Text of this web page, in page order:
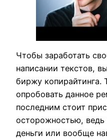
Чтобы заработать
написании текстов,
биржу
опробовать данное
последним стоит
осторожностью, ведь
деньги или вообще